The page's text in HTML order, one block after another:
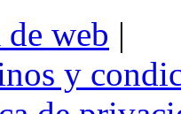
web |
y